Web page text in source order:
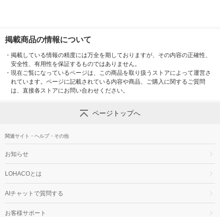
掲載商品の情報について
・ 掲載している情報の精度には万全を期しておりますが、その内容の正確性、
安全性、有用性を保証するものではありません。
・ 現在ご覧になっているページは、この商品を取り扱うストアによって運営さ
れています。ページに記載されている内容や商品、ご購入に関するご質問
は、直接各ストアにお問い合わせください。
ページトップへ
関連サイト・ヘルプ・その他
お知らせ
LOHACOとは
AIチャットで質問する
お客様サポート